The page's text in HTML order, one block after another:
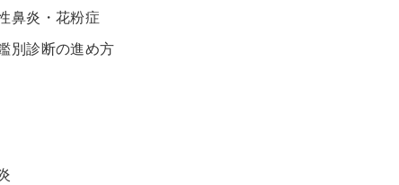
鼻炎・花粉症
別診断の進め方